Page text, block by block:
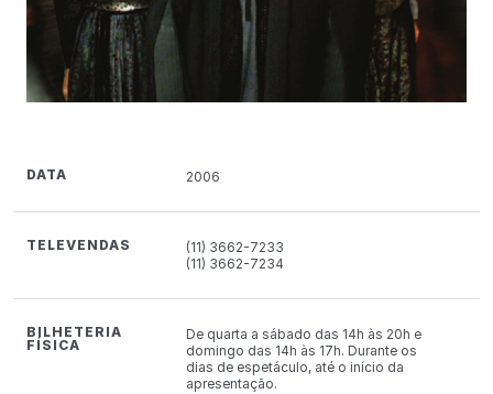
DATA 2006
TELEVENDAS
(11) 3662-7233
(11) 3662-7234
BILHETERIA
FÍSICA
De quarta a sábado das 14h às 20h e
domingo das 14h às 17h. Durante os
dias de espetáculo, até o início da
apresentação.